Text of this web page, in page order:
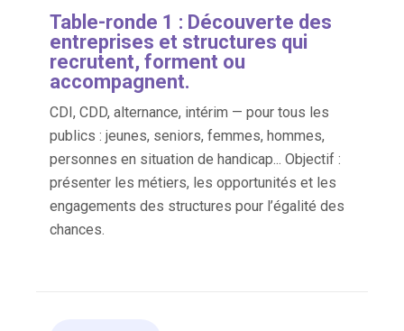
Table-ronde 1 : Découverte des
entreprises et structures qui
recrutent, forment ou
accompagnent.
CDI, CDD, alternance, intérim — pour tous les
publics : jeunes, seniors, femmes, hommes,
personnes en situation de handicap... Objectif :
présenter les métiers, les opportunités et les
engagements des structures pour l’égalité des
chances.